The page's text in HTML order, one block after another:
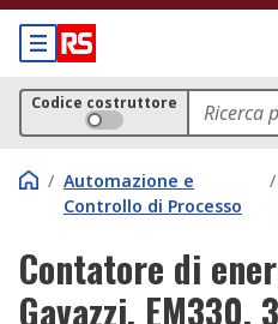
Codice costruttore
/ Automazione e
Controllo di Processo
/
Contatore di
Gavazzi,